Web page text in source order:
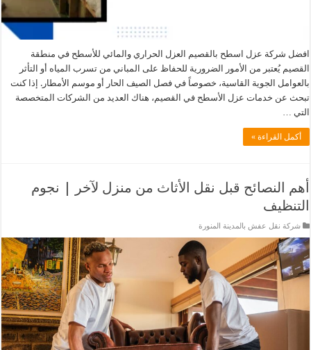
افضل شركة عزل اسطح بالقصيم العزل الحراري والمائي للأسطح في منطقة
القصيم يُعتبر من الأمور الضرورية للحفاظ على المباني من تسرب المياه أو التأثر
بالعوامل الجوية القاسية، خصوصاً في فصل الصيف الحار أو موسم الأمطار. إذا كنت
تبحث عن خدمات عزل الأسطح في القصيم، هناك العديد من الشركات المتخصصة
التي …
أكمل القراءة »
أهم النصائح قبل نقل الأثاث من منزل لآخر | نجوم
التنظيف
شركة نقل عفش بالمدينة المنورة